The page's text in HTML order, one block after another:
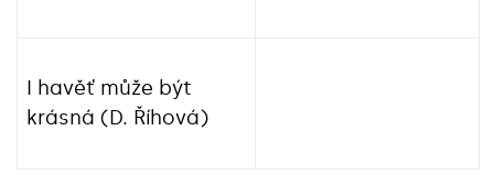
I havěť může být
krásná (D. Říhová)